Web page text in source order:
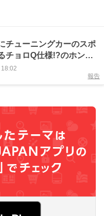
チューニングカーのスポ
チョロQ仕様!?のホンダ
18:02
報告